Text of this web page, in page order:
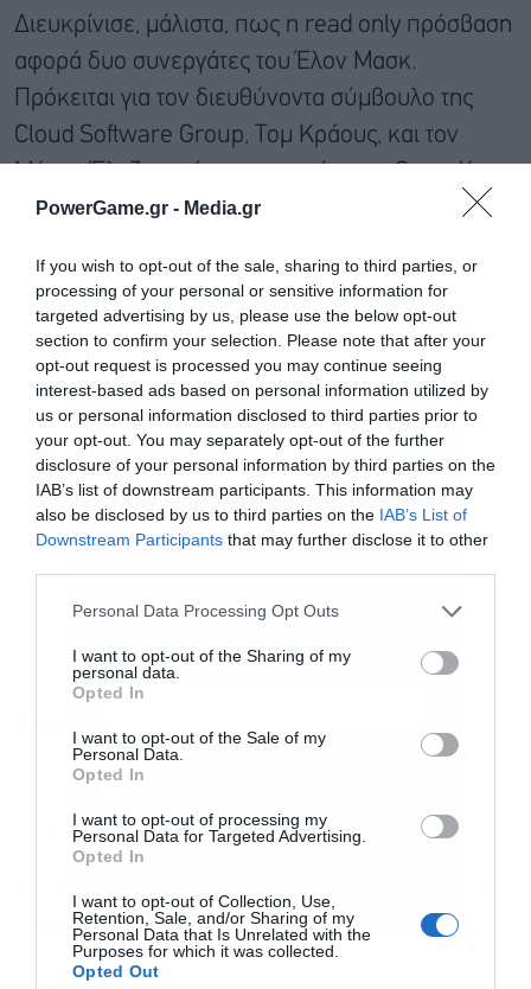
PowerGame.gr - Media.gr
If you wish to opt-out of the sale, sharing to third parties, or
processing of your personal or sensitive information for
targeted advertising by us, please use the below opt-out
section to confirm your selection. Please note that after your
opt-out request is processed you may continue seeing
interest-based ads based on personal information utilized by
us or personal information disclosed to third parties prior to
your opt-out. You may separately opt-out of the further
disclosure of your personal information by third parties on the
IAB’s list of downstream participants. This information may
also be disclosed by us to third parties on the IAB’s List of
Downstream Participants that may further disclose it to other
Personal Data Processing Opt Outs
I want to opt-out of the Sharing of my
personal data.
Opted In
I want to opt-out of the Sale of my
Personal Data.
Opted In
I want to opt-out of processing my
Personal Data for Targeted Advertising.
Opted In
I want to opt-out of Collection, Use,
Retention, Sale, and/or Sharing of my
Personal Data that Is Unrelated with the
Purposes for which it was collected.
Opted Out
Διευκρίνισε, μάλιστα, πως η read only πρόσβαση
αφορά δυο συνεργάτες του Έλον Μασκ.
Πρόκειται για τον διευθύνοντα σύμβουλο της
Cloud Software Group, Τομ Κράους, και τον
την πλατφόρμα κοινωνικής δικτύωσης X.
γραφεία στο υπουργείο Οικονομικών, με άδεια
πρόσβασης σε μη απόρρητες πληροφορίες του
υπουργείου.
Οι επενδυτές φοβούνται ότι ο πληθωρισμός
επιστρέφει. Μπορεί να έχουν δίκιο
μακριά από τα παραμύθια
Εγγραφή στο
newsletter
Αποδέχομαι τους